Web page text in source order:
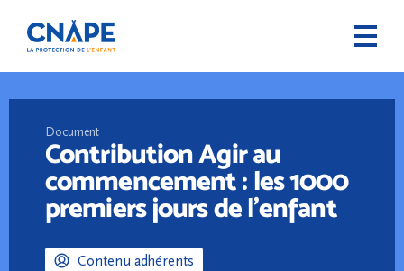
Document
Contribution Agir au
commencement : les 1000
premiers jours de l’enfant
Contenu adhérents